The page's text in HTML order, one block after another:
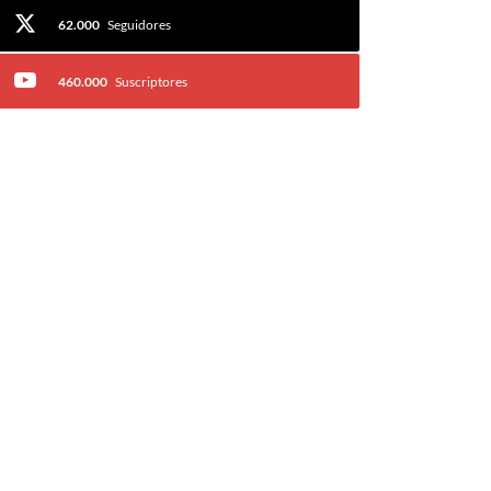
62.000 Seguidores
460.000 Suscriptores